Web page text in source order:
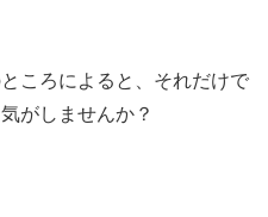
ころによると、それだけで
がしませんか？